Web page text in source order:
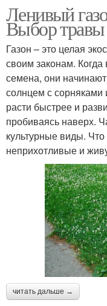
Ленивый
Выбор травы
Газон – это целая
своим законам.
семена, они
солнцем с сорняками
расти быстрее и
пробиваясь наверх.
культурные виды.
неприхотливые и
читать дальше →